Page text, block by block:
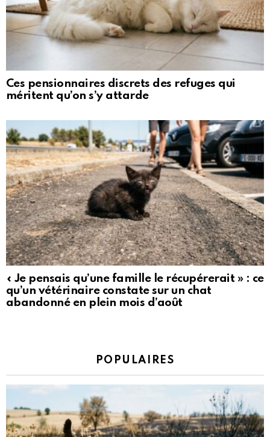
Ces pensionnaires discrets des refuges qui
méritent qu’on s’y attarde
« Je pensais qu’une famille le récupérerait » : ce
qu’un vétérinaire constate sur un chat
abandonné en plein mois d’août
POPULAIRES